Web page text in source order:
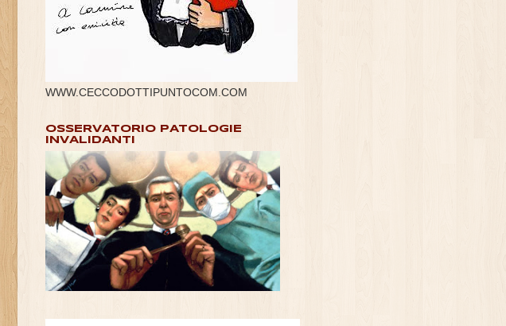
WWW.CECCODOTTIPUNTOCOM.COM
OSSERVATORIO PATOLOGIE
INVALIDANTI